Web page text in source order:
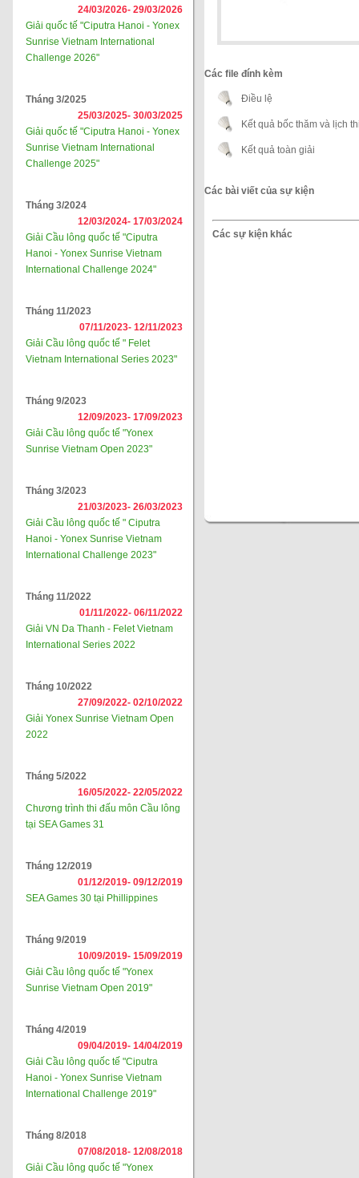
24/03/2026- 29/03/2026
Giải quốc tế "Ciputra Hanoi - Yonex
Sunrise Vietnam International
Challenge 2026"
Tháng 3/2025
25/03/2025- 30/03/2025
Giải quốc tế "Ciputra Hanoi - Yonex
Sunrise Vietnam International
Challenge 2025"
Tháng 3/2024
12/03/2024- 17/03/2024
Giải Cầu lông quốc tế "Ciputra
Hanoi - Yonex Sunrise Vietnam
International Challenge 2024"
Tháng 11/2023
07/11/2023- 12/11/2023
Giải Cầu lông quốc tế " Felet
Vietnam International Series 2023"
Tháng 9/2023
12/09/2023- 17/09/2023
Giải Cầu lông quốc tế "Yonex
Sunrise Vietnam Open 2023"
Tháng 3/2023
21/03/2023- 26/03/2023
Giải Cầu lông quốc tế " Ciputra
Hanoi - Yonex Sunrise Vietnam
International Challenge 2023"
Tháng 11/2022
01/11/2022- 06/11/2022
Giải VN Da Thanh - Felet Vietnam
International Series 2022
Tháng 10/2022
27/09/2022- 02/10/2022
Giải Yonex Sunrise Vietnam Open
2022
Tháng 5/2022
16/05/2022- 22/05/2022
Chương trình thi đấu môn Cầu lông
tại SEA Games 31
Tháng 12/2019
01/12/2019- 09/12/2019
SEA Games 30 tại Phillippines
Tháng 9/2019
10/09/2019- 15/09/2019
Giải Cầu lông quốc tế "Yonex
Sunrise Vietnam Open 2019"
Tháng 4/2019
09/04/2019- 14/04/2019
Giải Cầu lông quốc tế "Ciputra
Hanoi - Yonex Sunrise Vietnam
International Challenge 2019"
Tháng 8/2018
07/08/2018- 12/08/2018
Giải Cầu lông quốc tế "Yonex
Các file đính kèm
Điều lệ
Kết quả bốc thăm và lịch
Kết quả toàn giải
Các bài viết của sự kiện
Các sự kiện khác